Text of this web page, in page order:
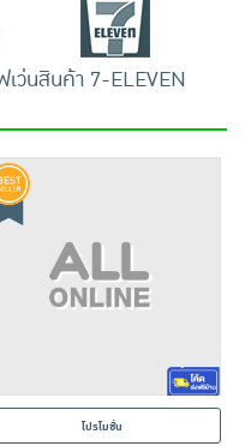
เว่นสินค้า 7-ELEVEN
โปรโมชั่น